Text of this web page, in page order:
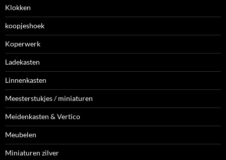
Klokken
koopjeshoek
Koperwerk
Ladekasten
Linnenkasten
Meesterstukjes / miniaturen
Meidenkasten & Vertico
Meubelen
Miniaturen zilver